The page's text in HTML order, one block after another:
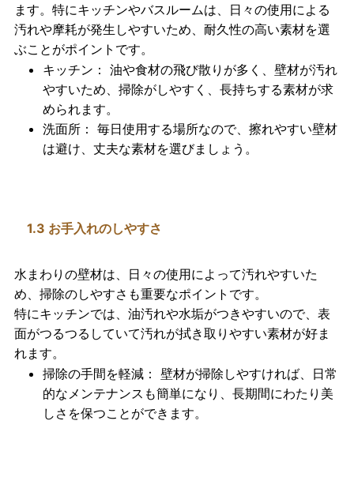
ます。特にキッチンやバスルームは、日々の使用による
汚れや摩耗が発生しやすいため、耐久性の高い素材を選
ぶことがポイントです。
キッチン ： 油や食材の飛び散りが多く、壁材が汚れ
やすいため、掃除がしやすく、長持ちする素材が求
められます。
洗面所： 毎日使用する場所なので、擦れやすい壁材
は避け、丈夫な素材を選びましょう。
1.3 お手入れのしやすさ
水まわりの壁材は、日々の使用によって汚れやすいた
め、 掃除のしやすさ も重要なポイントです。
特にキッチンでは、油汚れや水垢がつきやすいので、 表
面がつるつるしていて汚れが拭き取りやすい素材が好ま
れます。
掃除の手間を軽減： 壁材が掃除しやすければ、日常
的なメンテナンスも簡単になり、長期間にわたり美
しさを保つことができます。